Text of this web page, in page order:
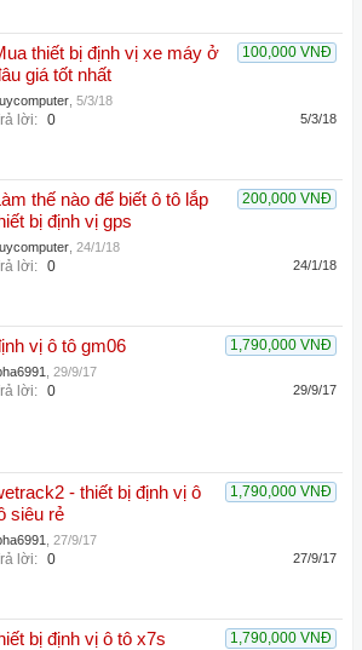
100,000 VNĐ
thiết bị định vị xe máy ở
giá tốt nhất
5/3/18
lời: 0 5/3/18
200,000 VNĐ
thế nào để biết ô tô lắp
bị định vị gps
24/1/18
lời: 0 24/1/18
1,790,000 VNĐ
vị ô tô gm06
29/9/17
lời: 0 29/9/17
1,790,000 VNĐ
- thiết bị định vị ô
siêu rẻ
27/9/17
lời: 0 27/9/17
1,790,000 VNĐ
bị định vị ô tô x7s